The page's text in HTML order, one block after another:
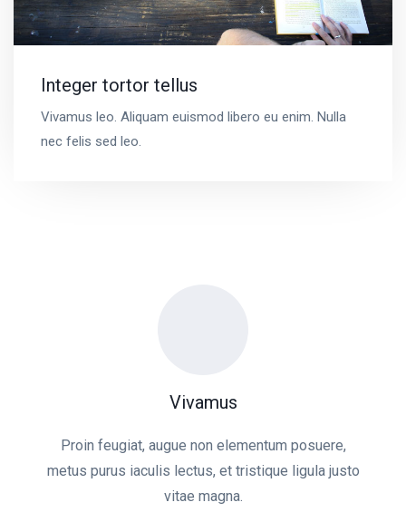
Integer tortor tellus
Vivamus leo. Aliquam euismod libero eu enim. Nulla
nec felis sed leo.
Vivamus
Proin feugiat, augue non elementum posuere,
metus purus iaculis lectus, et tristique ligula justo
vitae magna.